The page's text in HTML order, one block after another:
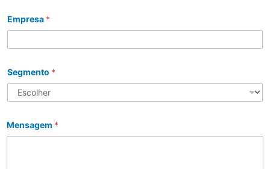
Empresa *
Segmento *
Mensagem *